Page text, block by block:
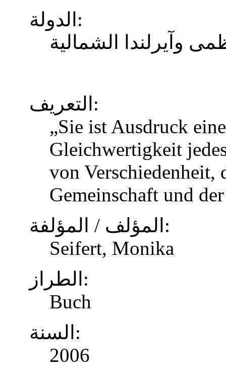
الدولة:
وآيرلندا الشمالية
التعريف:
„Sie ist Ausdruck
Gleichwertigkeit
von Verschiedenheit,
Gemeinschaft und
المؤلف / المؤلفة:
Seifert, Monika
الطراز:
Buch
السنة:
2006